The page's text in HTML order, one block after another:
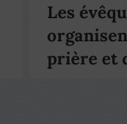
Les
prière et